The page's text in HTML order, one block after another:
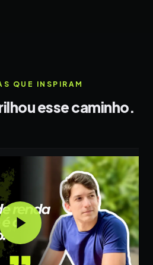
QUE INSPIRAM
esse caminho.